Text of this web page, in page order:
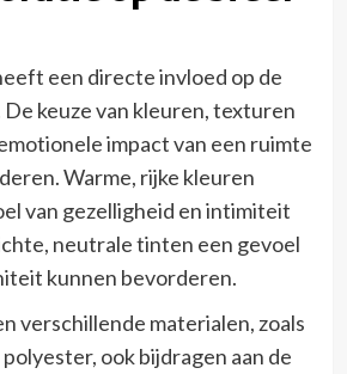
een directe invloed op de
De keuze van kleuren, texturen
impact van een ruimte
Warme, rijke kleuren
van gezelligheid en intimiteit
neutrale tinten een gevoel
kunnen bevorderen.
verschillende materialen, zoals
ook bijdragen aan de